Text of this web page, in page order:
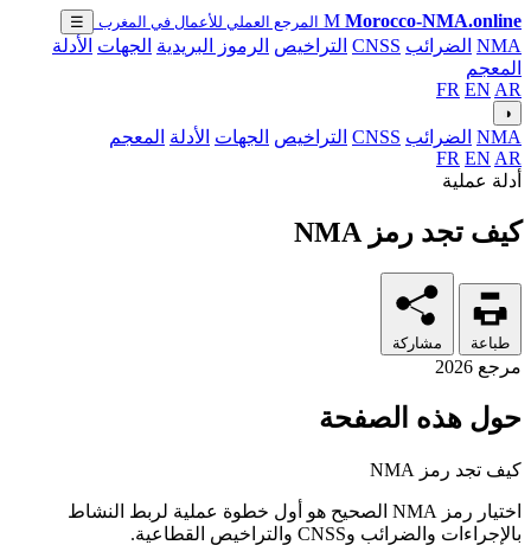
M Morocco-NMA.online المرجع العملي للأعمال في المغرب ☰
NMA الضرائب CNSS التراخيص الرموز البريدية الجهات الأدلة
المعجم
FR EN AR
◑
NMA الضرائب CNSS التراخيص الجهات الأدلة المعجم
FR EN AR
أدلة عملية
كيف تجد رمز NMA
طباعة مشاركة
مرجع 2026
حول هذه الصفحة
كيف تجد رمز NMA
اختيار رمز NMA الصحيح هو أول خطوة عملية لربط النشاط
بالإجراءات والضرائب وCNSS والتراخيص القطاعية.